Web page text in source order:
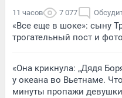
11 часов 7 077
«Все еще в шоке»: сыну
трогательный пост и фото
«Она крикнула: „Дядя
у океана во Вьетнаме.
минуты пропажи девушки